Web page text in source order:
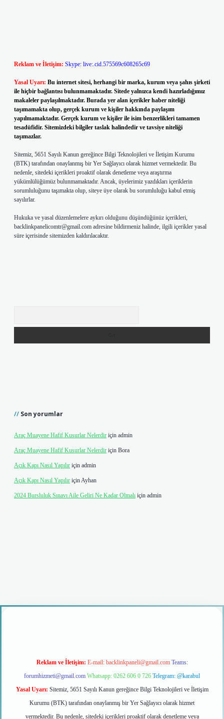
Reklam ve İletişim: Skype: live:.cid.575569c608265c69
Yasal Uyarı: Bu internet sitesi, herhangi bir marka, kurum veya şahıs şirketi
ile hiçbir bağlantısı bulunmamaktadır. Sitede yalnızca kendi hazırladığımız
makaleler paylaşılmaktadır. Burada yer alan içerikler haber niteliği
taşımamakta olup, gerçek kurum ve kişiler hakkında paylaşım
yapılmamaktadır. Gerçek kurum ve kişiler ile isim benzerlikleri tamamen
tesadüfidir. Sitemizdeki bilgiler taslak halindedir ve tavsiye niteliği
taşımazlar.
Sitemiz, 5651 Sayılı Kanun gereğince Bilgi Teknolojileri ve İletişim Kurumu
(BTK) tarafından onaylanmış bir Yer Sağlayıcı olarak hizmet vermektedir. Bu
nedenle, sitedeki içerikleri proaktif olarak denetleme veya araştırma
yükümlülüğümüz bulunmamaktadır. Ancak, üyelerimiz yazdıkları içeriklerin
sorumluluğunu taşımakta olup, siteye üye olarak bu sorumluluğu kabul etmiş
sayılırlar.
Hukuka ve yasal düzenlemelere aykırı olduğunu düşündüğünüz içerikleri,
backlinkpanelicomtr@gmail.com adresine bildirmeniz halinde, ilgili içerikler yasal
süre içerisinde sitemizden kaldırılacaktır.
Son yorumlar
Araç Muayene Hafif Kusurlar Nelerdir için admin
Araç Muayene Hafif Kusurlar Nelerdir için Bora
Açık Kapı Nasıl Yapılır için admin
Açık Kapı Nasıl Yapılır içinAyhan
2024 Bursluluk Sınavı Aile Geliri Ne Kadar Olmalı için admin
Reklam ve İletişim: E-mail: backlinkpaneli@gmail.com Teams:
forumhizmeti@gmail.com Whatsapp: 0262 606 0 726 Telegram: @karabul
Yasal Uyarı: Sitemiz, 5651 Sayılı Kanun gereğince Bilgi Teknolojileri ve İletişim
Kurumu (BTK) tarafından onaylanmış bir Yer Sağlayıcı olarak hizmet
vermektedir. Bu nedenle, sitedeki içerikleri proaktif olarak denetleme veya